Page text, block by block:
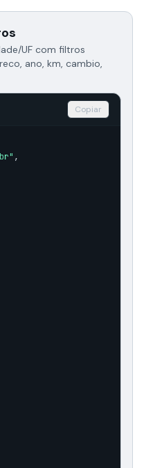
UF com filtros
ano, km, cambio,
Copiar
,